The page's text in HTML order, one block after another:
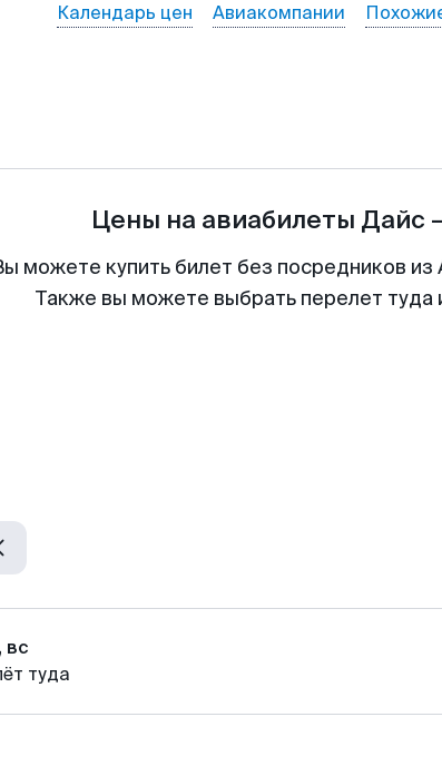
Календарь цен Авиакомпании
Цены на авиабилеты Дайс
можете купить билет без посредников
Также вы можете выбрать перелет туда
вс
туда